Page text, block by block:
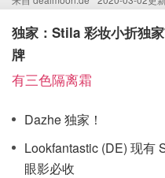
独家：Stila 彩妆小折独
牌
有三色隔离霜
Dazhe 独家！
Lookfantastic (DE) 现有
眼影必收